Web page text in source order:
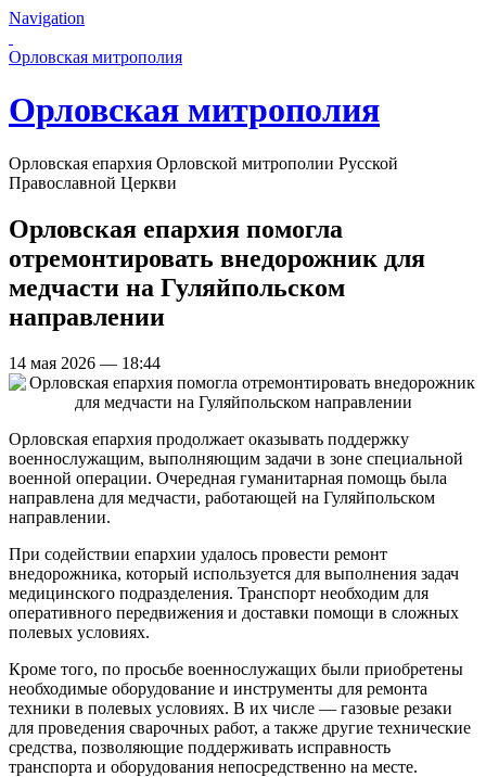
Navigation
Орловская митрополия
Орловская митрополия
Орловская епархия Орловской митрополии Русской
Православной Церкви
Орловская епархия помогла
отремонтировать внедорожник для
медчасти на Гуляйпольском
направлении
14 мая 2026 — 18:44
Орловская епархия продолжает оказывать поддержку
военнослужащим, выполняющим задачи в зоне специальной
военной операции. Очередная гуманитарная помощь была
направлена для медчасти, работающей на Гуляйпольском
направлении.
При содействии епархии удалось провести ремонт
внедорожника, который используется для выполнения задач
медицинского подразделения. Транспорт необходим для
оперативного передвижения и доставки помощи в сложных
полевых условиях.
Кроме того, по просьбе военнослужащих были приобретены
необходимые оборудование и инструменты для ремонта
техники в полевых условиях. В их числе — газовые резаки
для проведения сварочных работ, а также другие технические
средства, позволяющие поддерживать исправность
транспорта и оборудования непосредственно на месте.